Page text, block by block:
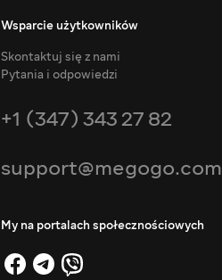
Wsparcie użytkowników
Skontaktuj się z nami
Pytania i odpowiedzi
+1 (347) 343 27 82
support@megogo.com
My na portalach społecznościowych